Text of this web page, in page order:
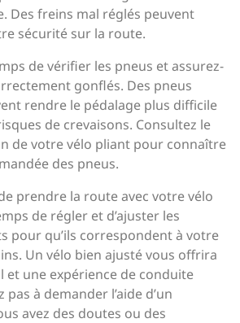
Des freins mal réglés peuvent
sécurité sur la route.
de vérifier les pneus et assurez-
gonflés. Des pneus
rendre le pédalage plus difficile
de crevaisons. Consultez le
de votre vélo pliant pour connaître
des pneus.
prendre la route avec votre vélo
de régler et d’ajuster les
pour qu’ils correspondent à votre
Un vélo bien ajusté vous offrira
une expérience de conduite
pas à demander l’aide d’un
avez des doutes ou des